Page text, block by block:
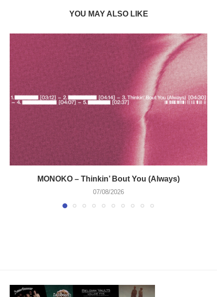
YOU MAY ALSO LIKE
MONOKO – Thinkin’ Bout You (Always)
07/08/2026